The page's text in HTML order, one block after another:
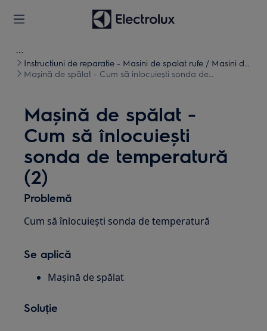
Instructiuni de reparatie - Masini de spalat rufe / Masini de
spalat uscate
Mașină de spălat - Cum să înlocuiești sonda de
Mașină de spălat -
Cum să înlocuiești
sonda de temperatură
(2)
Problemă
Cum să înlocuiești sonda de temperatură
Se aplică
Mașină de spălat
Soluție